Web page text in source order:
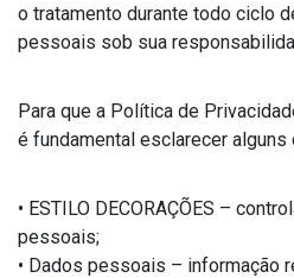
o tratamento durante todo ciclo
pessoais sob sua
Para que a Política de
é fundamental esclarecer
• ESTILO DECORAÇÕES –
pessoais;
• Dados pessoais – informação